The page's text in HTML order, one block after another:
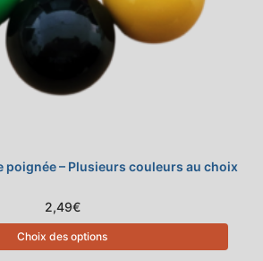
poignée – Plusieurs couleurs au choix
2,49€
Choix des options